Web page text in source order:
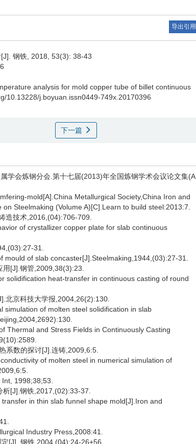
导出引用
钢铁, 2018, 53(3): 38-43
analysis for mold copper tube of billet continuous
10.13228/j.boyuan.issn0449-749x.20170396
下一篇
学会炼钢分会.第十七届(2013)年全国炼钢学术会议论文集(A
mold[A].China Metallurgical Society,China Iron and
Steelmaking (Volume A)[C].Learn to build steel:2013:7.
造技术,2016,(04):706-709.
of crystallizer copper plate for slab continuous
31.
of slab concaster[J].Steelmaking,1944,(03):27-31.
[J].钢管,2009,38(3):23.
solidification heat-transfer in continuous casting of round
北京科技大学报,2004,26(2):130.
simulation of molten steel solidification in slab
Thermal and Stress Fields in Continuously Casting
系数的探讨[J].连铸,2009,6:5.
of molten steel in numerical simulation of
1998;38;53.
[J].钢铁,2017,(02):33-37.
in thin slab funnel shape mold[J].Iron and
Industry Press,2008:41.
[J]. 钢铁,2004,(04):24-26+56.